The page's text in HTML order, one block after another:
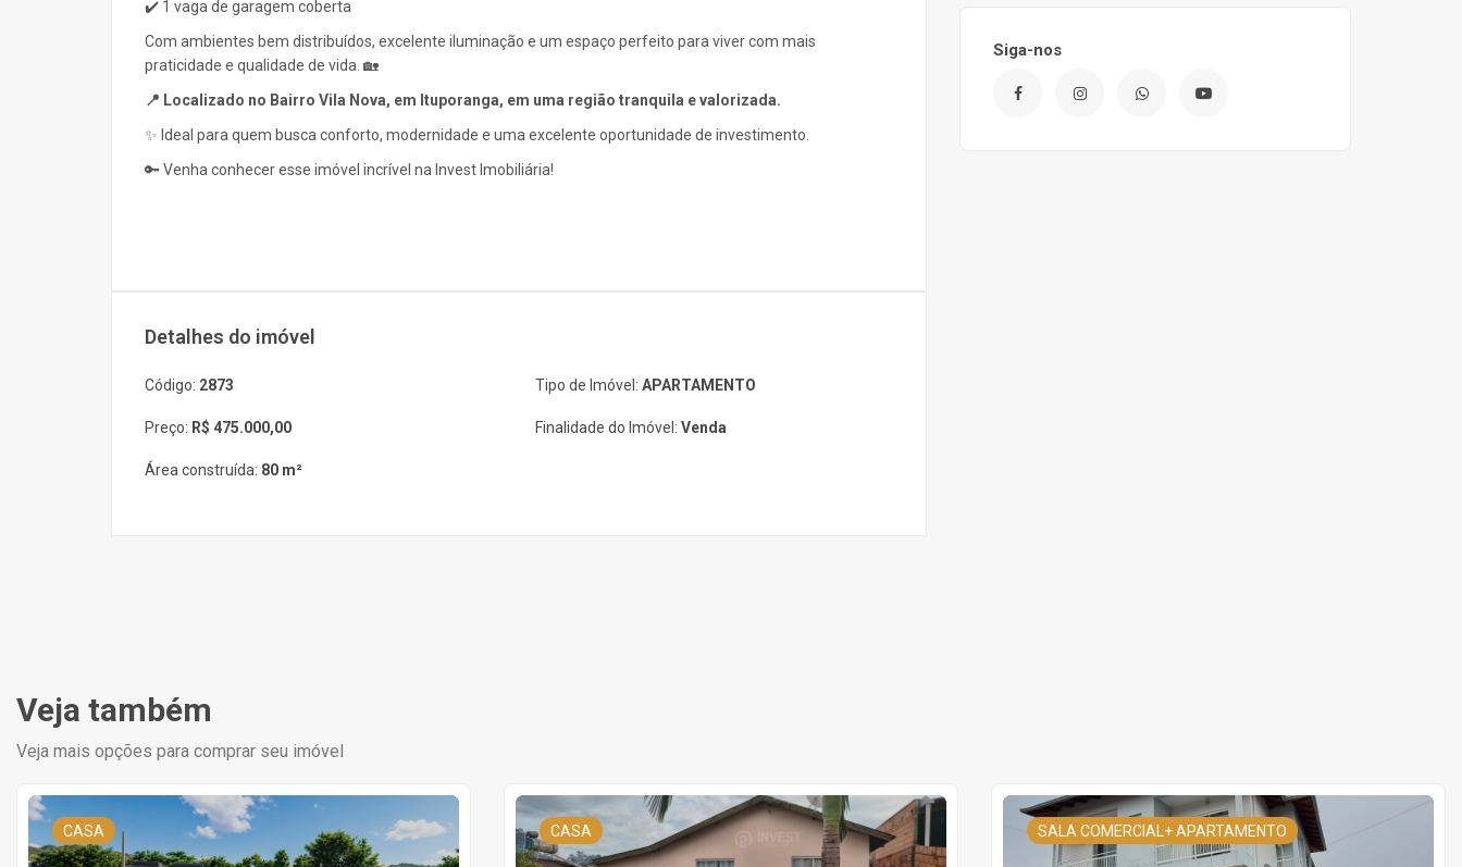
✔️ 1 vaga de garagem coberta
Com ambientes bem distribuídos, excelente iluminação e um espaço perfeito para viver com mais
praticidade e qualidade de vida. 🏡
📍 Localizado no Bairro Vila Nova, em Ituporanga, em uma região tranquila e valorizada.
✨ Ideal para quem busca conforto, modernidade e uma excelente oportunidade de investimento.
🔑 Venha conhecer esse imóvel incrível na Invest Imobiliária!
Detalhes do imóvel
Código: 2873
Preço: R$ 475.000,00
Área construída: 80 m²
Tipo de Imóvel: APARTAMENTO
Finalidade do Imóvel: Venda
Siga-nos
Veja também
Veja mais opções para comprar seu imóvel
CASA CASA SALA COMERCIAL+ APARTAMENTO